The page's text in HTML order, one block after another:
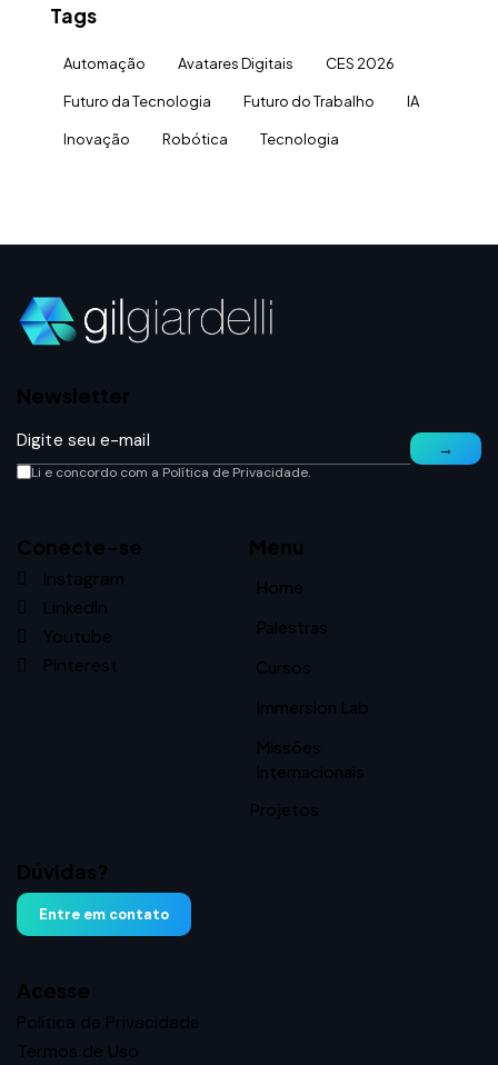
Tags
Automação Avatares Digitais CES 2026
Futuro da Tecnologia Futuro do Trabalho IA
Inovação Robótica Tecnologia
Newsletter
→
Li e concordo com a Política de Privacidade.
Conecte-se
Instagram
LinkedIn
Youtube
Pinterest
Menu
Home
Palestras
Cursos
Immersion Lab
Missões
Internacionais
Projetos
Dúvidas?
Entre em contato
Acesse
Política de Privacidade
Termos de Uso